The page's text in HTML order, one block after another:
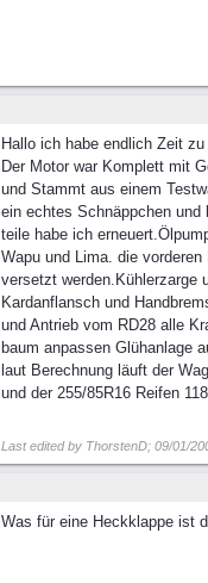
Hallo ich habe endlich Zeit zu
Der Motor war Komplett mit
und Stammt aus einem
ein echtes Schnäppchen und
teile habe ich
Wapu und Lima. die
versetzt werden.Kühlerzarge
Kardanflansch und
und Antrieb vom RD28 alle
baum anpassen Glühanlage
laut Berechnung läuft der
und der 255/85R16 Reifen
Last edited by ThorstenD; 09/01/
Was für eine Heckklappe ist